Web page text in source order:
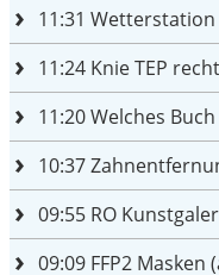
11:31 Wetterstation
11:24 Knie TEP
11:20Welches
10:37
09:55 RO
09:09 FFP2 Masken